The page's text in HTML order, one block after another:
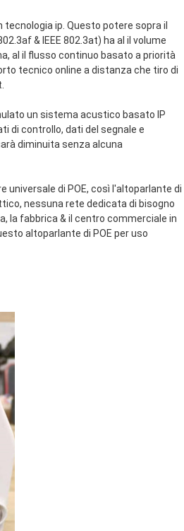
tecnologia ip. Questo potere sopra il
& IEEE 802.3at) ha al il volume
al il flusso continuo basato a priorità
tecnico online a distanza che tiro di
un sistema acustico basato IP
di controllo, dati del segnale e
diminuita senza alcuna
universale di POE, così l'altoparlante di
nessuna rete dedicata di bisogno
la fabbrica & il centro commerciale in
altoparlante di POE per uso